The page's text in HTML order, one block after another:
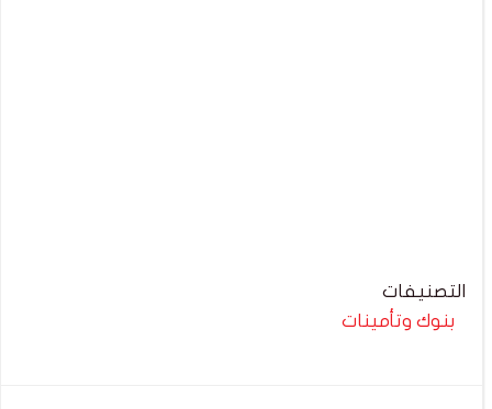
التصنيفات
بنوك وتأمينات